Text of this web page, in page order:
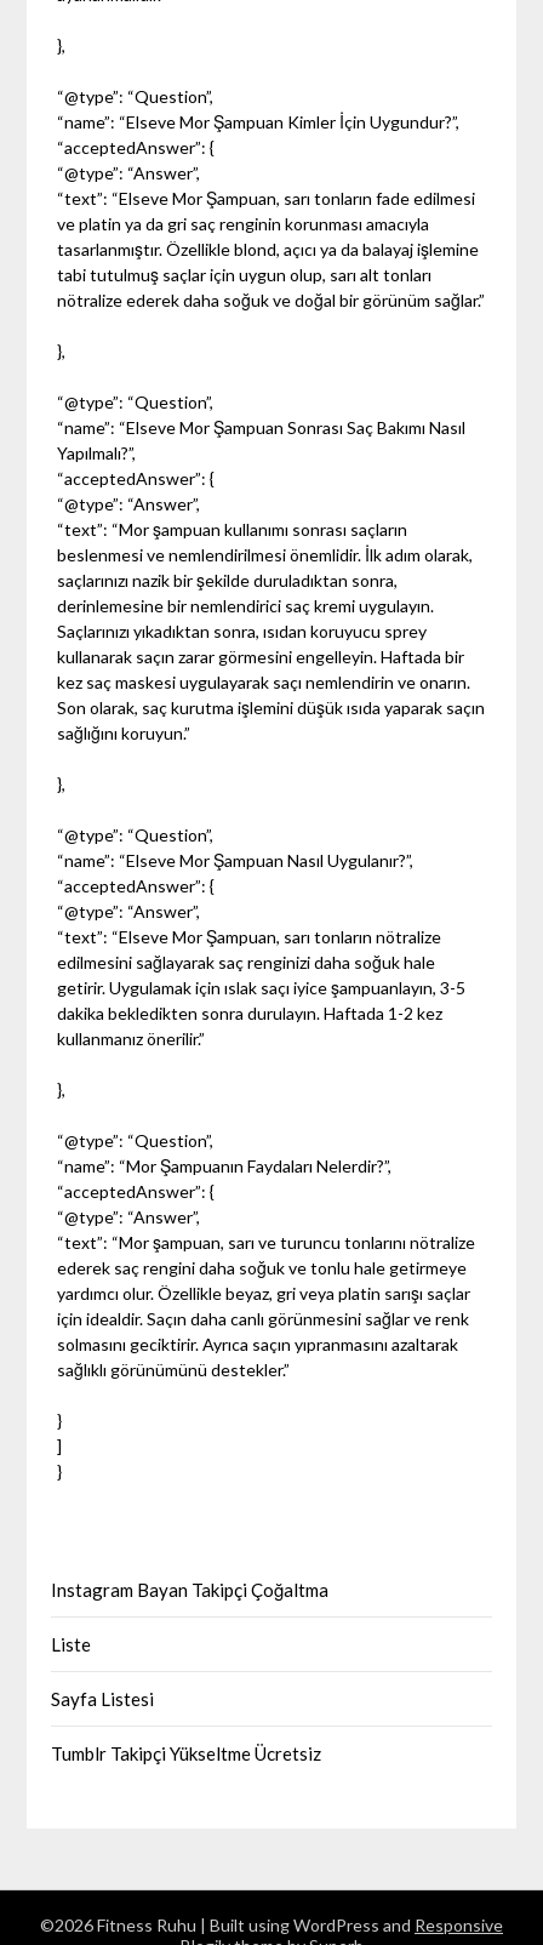
},
“@type”: “Question”,
“name”: “Elseve Mor Şampuan Kimler İçin Uygundur?”,
“acceptedAnswer”: {
“@type”: “Answer”,
“text”: “Elseve Mor Şampuan, sarı tonların fade edilmesi
ve platin ya da gri saç renginin korunması amacıyla
tasarlanmıştır. Özellikle blond, açıcı ya da balayaj işlemine
tabi tutulmuş saçlar için uygun olup, sarı alt tonları
nötralize ederek daha soğuk ve doğal bir görünüm sağlar.”
},
“@type”: “Question”,
“name”: “Elseve Mor Şampuan Sonrası Saç Bakımı Nasıl
Yapılmalı?”,
“acceptedAnswer”: {
“@type”: “Answer”,
“text”: “Mor şampuan kullanımı sonrası saçların
beslenmesi ve nemlendirilmesi önemlidir. İlk adım olarak,
saçlarınızı nazik bir şekilde duruladıktan sonra,
derinlemesine bir nemlendirici saç kremi uygulayın.
Saçlarınızı yıkadıktan sonra, ısıdan koruyucu sprey
kullanarak saçın zarar görmesini engelleyin. Haftada bir
kez saç maskesi uygulayarak saçı nemlendirin ve onarın.
Son olarak, saç kurutma işlemini düşük ısıda yaparak saçın
sağlığını koruyun.”
},
“@type”: “Question”,
“name”: “Elseve Mor Şampuan Nasıl Uygulanır?”,
“acceptedAnswer”: {
“@type”: “Answer”,
“text”: “Elseve Mor Şampuan, sarı tonların nötralize
edilmesini sağlayarak saç renginizi daha soğuk hale
getirir. Uygulamak için ıslak saçı iyice şampuanlayın, 3-5
dakika bekledikten sonra durulayın. Haftada 1-2 kez
kullanmanız önerilir.”
},
“@type”: “Question”,
“name”: “Mor Şampuanın Faydaları Nelerdir?”,
“acceptedAnswer”: {
“@type”: “Answer”,
“text”: “Mor şampuan, sarı ve turuncu tonlarını nötralize
ederek saç rengini daha soğuk ve tonlu hale getirmeye
yardımcı olur. Özellikle beyaz, gri veya platin sarışı saçlar
için idealdir. Saçın daha canlı görünmesini sağlar ve renk
solmasını geciktirir. Ayrıca saçın yıpranmasını azaltarak
sağlıklı görünümünü destekler.”
}
]
}
Instagram Bayan Takipçi Çoğaltma
Liste
Sayfa Listesi
Tumblr Takipçi Yükseltme Ücretsiz
©2026 Fitness Ruhu | Built using WordPress and Responsive